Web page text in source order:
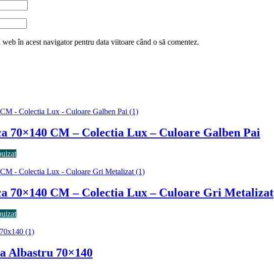
în acest navigator pentru data viitoare când o să comentez.
70×140 CM – Colectia Lux – Culoare Galben Pai
70×140 CM – Colectia Lux – Culoare Gri Metalizat
Albastru 70×140